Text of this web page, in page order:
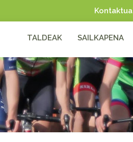
Kontaktua
TALDEAK SAILKAPENA